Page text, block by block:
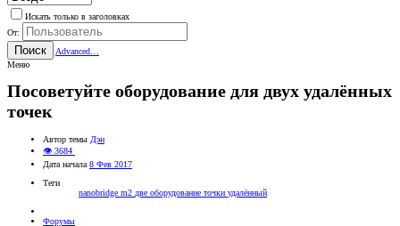
Искать только в заголовках
От:
Поиск
Advanced…
Меню
Посоветуйте оборудование для двух удалённых
точек
Автор темы Дэн
👁 3684
Дата начала 8 Фев 2017
Теги
nanobridge m2 две оборудование точки удалённый
Форумы